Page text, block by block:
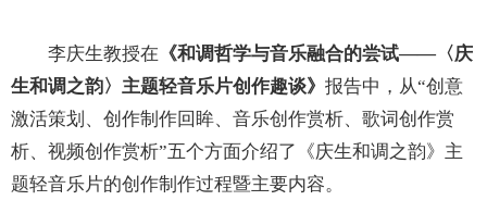
李庆生教授在 《和调哲学与音乐融合的尝试——〈庆
生和调之韵〉主题轻音乐片创作趣谈》 报告中，从“创意
激活策划、创作制作回眸、音乐创作赏析、歌词创作赏
析、视频创作赏析”五个方面介绍了《庆生和调之韵》主
题轻音乐片的创作制作过程暨主要内容。